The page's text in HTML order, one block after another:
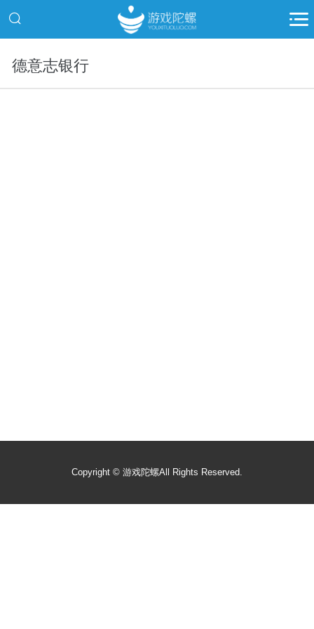
德意志银行
Copyright © 游戏陀螺All Rights Reserved.